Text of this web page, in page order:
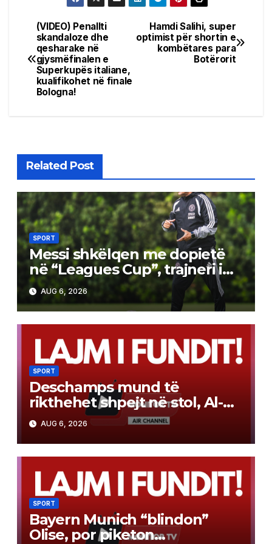
Post
navigation
Hamdi Salihi, super
optimist për shortin e
kombëtares para
Botërorit
(VIDEO) Penallti
skandaloze dhe
qesharake në
gjysmëfinalen e
Superkupës italiane,
kualifikohet në finale
Bologna!
Related Post
SPORT
Messi shkëlqen me dopietë
në “Leagues Cup”, trajneri i
vendos nofkën e re “Picasso i
futbollit”
AUG 6, 2026
SPORT
Deschamps mund të
rikthehet shpejt në stol, Al-
Ahli tenton ish-trajnerin e
Francës
AUG 6, 2026
SPORT
Bayern Munich “blindon”
Olise, por piketon